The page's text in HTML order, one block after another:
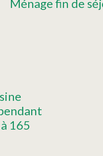
Ménage fin de
165